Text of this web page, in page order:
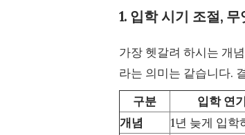
1. 입학 시기 조절,
가장 헷갈려 하시는 개
라는 의미는 같습니다.
구분
입학 연
개념
1년 늦게 입학